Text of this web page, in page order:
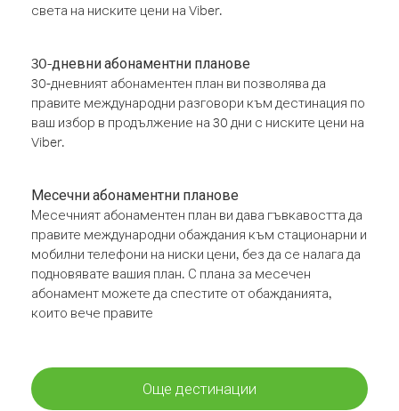
света на ниските цени на Viber.
30-дневни абонаментни планове
30-дневният абонаментен план ви позволява да
правите международни разговори към дестинация по
ваш избор в продължение на 30 дни с ниските цени на
Viber.
Месечни абонаментни планове
Месечният абонаментен план ви дава гъвкавостта да
правите международни обаждания към стационарни и
мобилни телефони на ниски цени, без да се налага да
подновявате вашия план. С плана за месечен
абонамент можете да спестите от обажданията,
които вече правите
Още дестинации